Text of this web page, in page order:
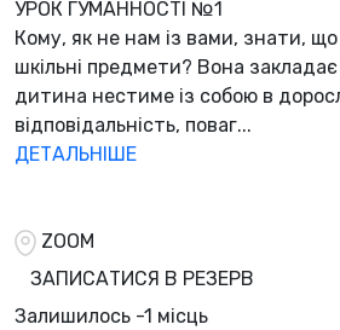
УРОК ГУМАННОСТІ №1
Кому, як не нам із вами, знати,
шкільні предмети? Вона закладає
дитина нестиме із собою в
відповідальність, поваг...
ДЕТАЛЬНІШЕ
ZOOM
ЗАПИСАТИСЯ В РЕЗЕРВ
Залишилось -1 місць